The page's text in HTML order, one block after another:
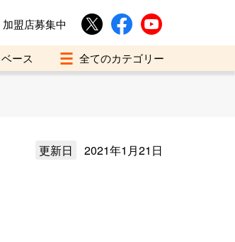
加盟店募集中
ース
更新日 2021年1月21日